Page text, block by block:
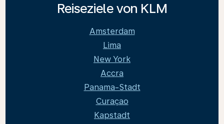
Reiseziele von KLM
Amsterdam
Lima
New York
Accra
Panama-Stadt
Curaçao
Kapstadt